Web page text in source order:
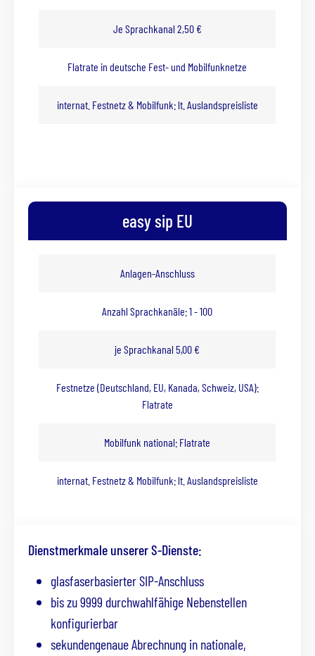
Je Sprachkanal 2,50 €
Flatrate in deutsche Fest- und Mobilfunknetze
internat. Festnetz & Mobilfunk: lt. Auslandspreisliste
easy sip EU
Anlagen-Anschluss
Anzahl Sprachkanäle: 1 - 100
je Sprachkanal 5,00 €
Festnetze (Deutschland, EU, Kanada, Schweiz, USA):
Flatrate
Mobilfunk national: Flatrate
internat. Festnetz & Mobilfunk: lt. Auslandspreisliste
Dienstmerkmale unserer S-Dienste:
glasfaserbasierter SIP-Anschluss
bis zu 9999 durchwahlfähige Nebenstellen
konfigurierbar
sekundengenaue Abrechnung in nationale,